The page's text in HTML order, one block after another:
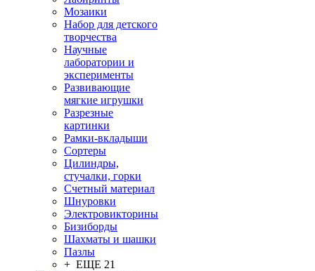
Мозаики
Набор для детского
творчества
Научные
лаборатории и
эксперименты
Развивающие
мягкие игрушки
Разрезные
картинки
Рамки-вкладыши
Сортеры
Цилиндры,
стучалки, горки
Счетный материал
Шнуровки
Электровикторины
Бизиборды
Шахматы и шашки
Пазлы
+ ЕЩЕ 21